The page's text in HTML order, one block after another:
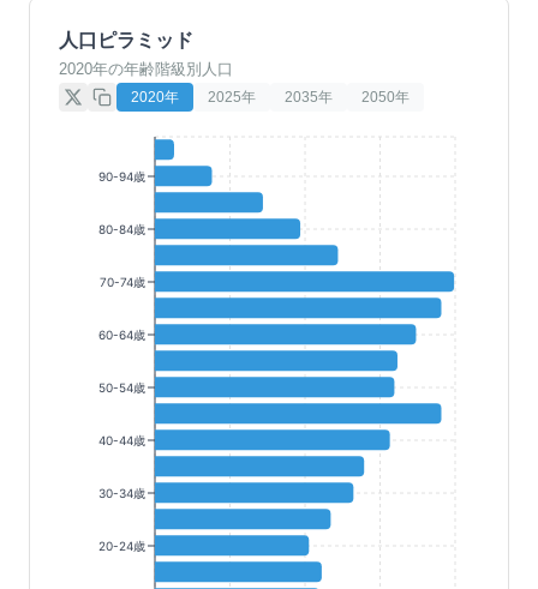
人口ピラミッド
2020年の年齢階級別人口
2020年 2025年 2035年 2050年
90-94歳
80-84歳
70-74歳
60-64歳
50-54歳
40-44歳
30-34歳
20-24歳